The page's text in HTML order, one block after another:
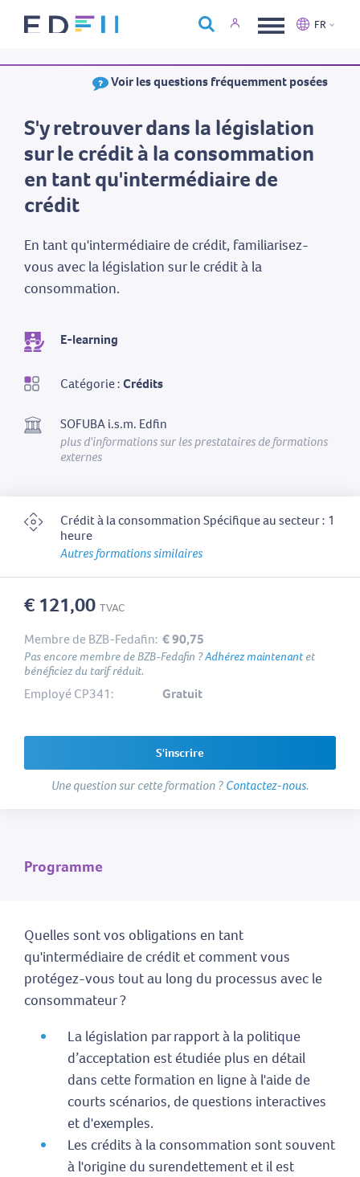
À propos d'Edfin
Calendrier
FR
Français
Voir les questions fréquemment posées
E-learning
Catégorie :Crédits
SOFUBA i.s.m. Edfin
plus d'informations sur les prestataires de formations
externes
S'y retrouver dans la législation
sur le crédit à la consommation
en tant qu'intermédiaire de
crédit
En tant qu'intermédiaire de crédit, familiarisez-
vous avec la législation sur le crédit à la
consommation.
Crédit à la consommation Spécifique au secteur : 1
heure
Autres formations similaires
€ 121,00 TVAC
Membre de BZB-Fedafin: € 90,75
Pas encore membre de BZB-Fedafin ?Adhérez maintenant et
bénéficiez du tarif réduit.
Employé CP341: Gratuit
S'inscrire
Une question sur cette formation ?Contactez-nous.
Programme
Quelles sont vos obligations en tant
qu'intermédiaire de crédit et comment vous
protégez-vous tout au long du processus avec le
consommateur ?
La législation par rapport à la politique
d’acceptation est étudiée plus en détail
dans cette formation en ligne à l'aide de
courts scénarios, de questions interactives
et d'exemples.
Les crédits à la consommation sont souvent
à l'origine du surendettement et il est